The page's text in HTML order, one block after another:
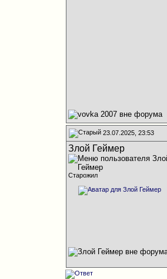
23.07.2025, 23:53
Злой Геймер
Старожил